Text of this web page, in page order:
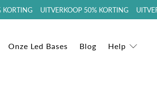
UITVERKOOP 50% KORTING
Onze Led Bases Blog Help